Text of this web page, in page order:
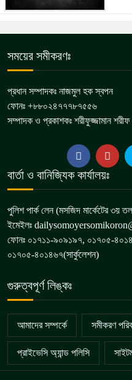
সময়ের সমীকরণঃ
প্রধান সম্পাদকঃ নাজমুল হক স্বপন
ফোনঃ +৮৮০২৪৭৭৭৮৭৫৫৬
সম্পাদক ও প্রকাশকঃ শরীফুজ্জামান শরীফ
বার্তা ও বানিজ্যিক কার্যালয়ঃ
পুলিশ পার্ক লেন (মসজিদ মার্কেটের ৩য়
ইমেইলঃ
ফোনঃ ০১৭১১-৯০৯১৯৭, ০১৭০৫-
০১৭০৫-৪০১৪৬৭(সার্কুলেশন)
গুরুত্বপূর্ণ লিঙ্কঃ
আমাদের সম্পর্কে সমীকরণ
প্রাইভেসি অ্যান্ড পলিসি